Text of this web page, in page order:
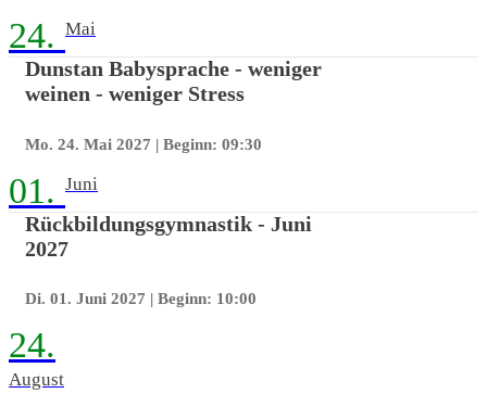
24. Mai
Dunstan Babysprache - weniger
weinen - weniger Stress
Mo. 24. Mai 2027 | Beginn: 09:30
01. Juni
Rückbildungsgymnastik - Juni
2027
Di. 01. Juni 2027 | Beginn: 10:00
24.
August